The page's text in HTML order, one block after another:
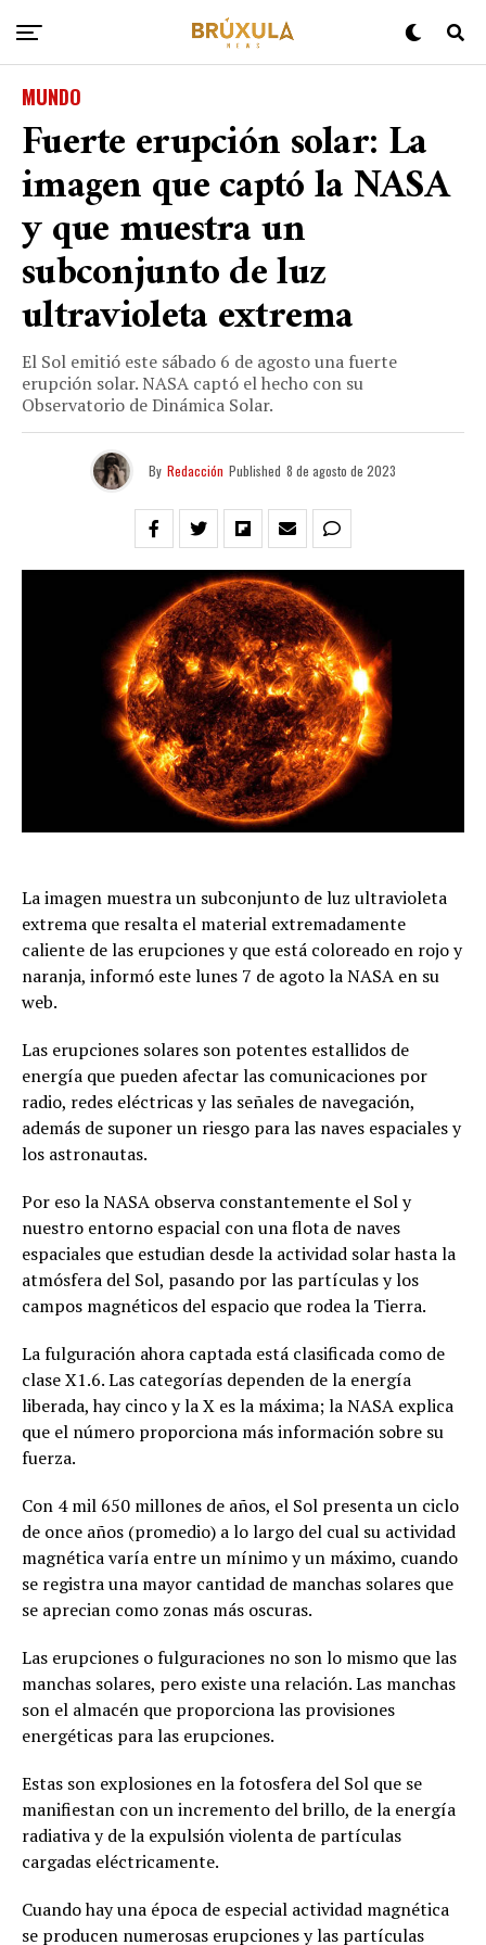
MUNDO
Fuerte erupción solar: La
imagen que captó la NASA
y que muestra un
subconjunto de luz
ultravioleta extrema
El Sol emitió este sábado 6 de agosto una fuerte
erupción solar. NASA captó el hecho con su
Observatorio de Dinámica Solar.
By Redacción Published 8 de agosto de 2023
La imagen muestra un subconjunto de luz ultravioleta
extrema que resalta el material extremadamente
caliente de las erupciones y que está coloreado en rojo y
naranja, informó este lunes 7 de agoto la NASA en su
web.
Las erupciones solares son potentes estallidos de
energía que pueden afectar las comunicaciones por
radio, redes eléctricas y las señales de navegación,
además de suponer un riesgo para las naves espaciales y
los astronautas.
Por eso la NASA observa constantemente el Sol y
nuestro entorno espacial con una flota de naves
espaciales que estudian desde la actividad solar hasta la
atmósfera del Sol, pasando por las partículas y los
campos magnéticos del espacio que rodea la Tierra.
La fulguración ahora captada está clasificada como de
clase X1.6. Las categorías dependen de la energía
liberada, hay cinco y la X es la máxima; la NASA explica
que el número proporciona más información sobre su
fuerza.
Con 4 mil 650 millones de años, el Sol presenta un ciclo
de once años (promedio) a lo largo del cual su actividad
magnética varía entre un mínimo y un máximo, cuando
se registra una mayor cantidad de manchas solares que
se aprecian como zonas más oscuras.
Las erupciones o fulguraciones no son lo mismo que las
manchas solares, pero existe una relación. Las manchas
son el almacén que proporciona las provisiones
energéticas para las erupciones.
Estas son explosiones en la fotosfera del Sol que se
manifiestan con un incremento del brillo, de la energía
radiativa y de la expulsión violenta de partículas
cargadas eléctricamente.
Cuando hay una época de especial actividad magnética
se producen numerosas erupciones y las partículas